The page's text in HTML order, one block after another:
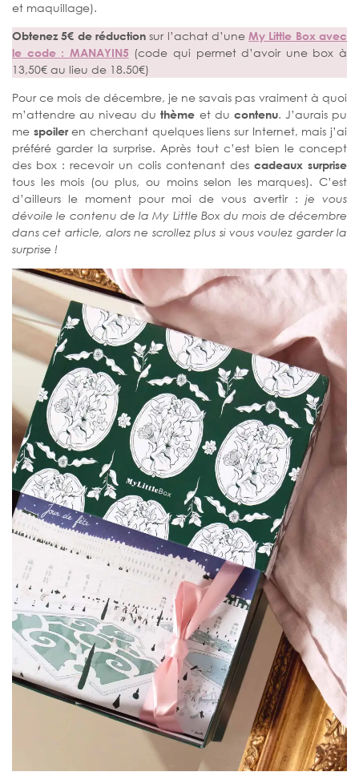
et maquillage).
Obtenez 5€ de réductionsur l’achat d’uneMy Little Box avec
le code : MANAYIN5 (code qui permet d’avoir une box à
13,50€ au lieu de 18.50€)
Pour ce mois de décembre, je ne savais pas vraiment à quoi
m’attendre au niveau duthème et du contenu. J’aurais pu
me spoileren cherchant quelques liens sur Internet, mais j’ai
préféré garder la surprise. Après tout c’est bien le concept
des box : recevoir un colis contenant des cadeaux surprise
tous les mois (ou plus, ou moins selon les marques). C’est
d’ailleurs le moment pour moi de vous avertir : je vous
dévoile le contenu de la My Little Box du mois de décembre
dans cet article, alors ne scrollez plus si vous voulez garder la
surprise !